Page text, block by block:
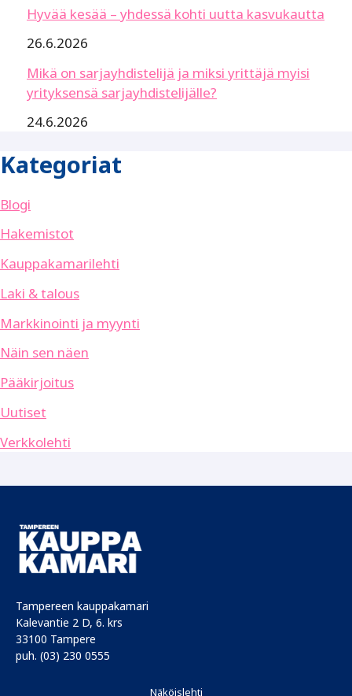
Hyvää kesää – yhdessä kohti uutta kasvukautta
26.6.2026
Mikä on sarjayhdistelijä ja miksi yrittäjä myisi
yrityksensä sarjayhdistelijälle?
24.6.2026
Kategoriat
Blogi
Hakemistot
Kauppakamarilehti
Laki & talous
Markkinointi ja myynti
Näin sen näen
Pääkirjoitus
Uutiset
Verkkolehti
Tampereen kauppakamari
Kalevantie 2 D, 6. krs
33100 Tampere
puh. (03) 230 0555
Näköislehti